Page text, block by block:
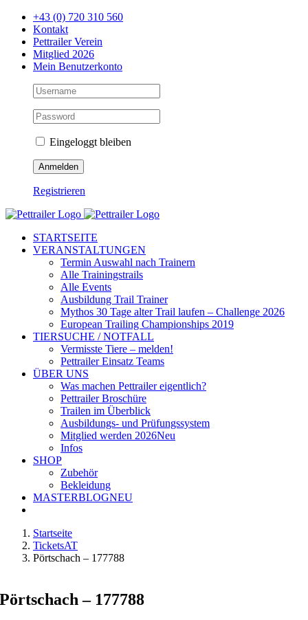
Zum
Inhalt
springen
+43 (0) 720 310 560
Kontakt
Pettrailer Verein
Mitglied 2026
Mein Benutzerkonto
Eingeloggt bleiben
Registrieren
Facebook
X
YouTube
Instagram
STARTSEITE
VERANSTALTUNGEN
Termin Auswahl nach Trainern
Alle Trainingstrails
Alle Events
Ausbildung Trail Trainer
Mythos 30 Tage alter Trail laufen – Challenge 2026
European Trailing Championships 2019
TIERSUCHE / NOTFALL
Vermisste Tiere – melden!
Pettrailer Einsatz Teams
ÜBER UNS
Was machen Pettrailer eigentlich?
Pettrailer Broschüre
Trailen im Überblick
Ausbildungs- und Prüfungssystem
Mitglied werden 2026Neu
Infos
SHOP
Zubehör
Bekleidung
MASTERBLOGNEU
Startseite
TicketsAT
Pörtschach – 177788
Pörtschach – 177788